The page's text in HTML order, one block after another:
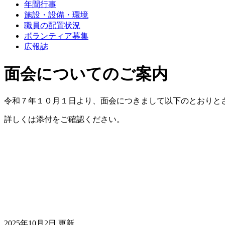
年間行事
施設・設備・環境
職員の配置状況
ボランティア募集
広報誌
面会についてのご案内
令和７年１０月１日より、面会につきまして以下のとおりと
詳しくは添付をご確認ください。